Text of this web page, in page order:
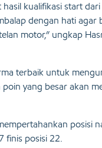
kualifikasi start
dengan hati agar
motor,” ungkap
terbaik untuk
yang besar akan
posisi
finis posisi 22.